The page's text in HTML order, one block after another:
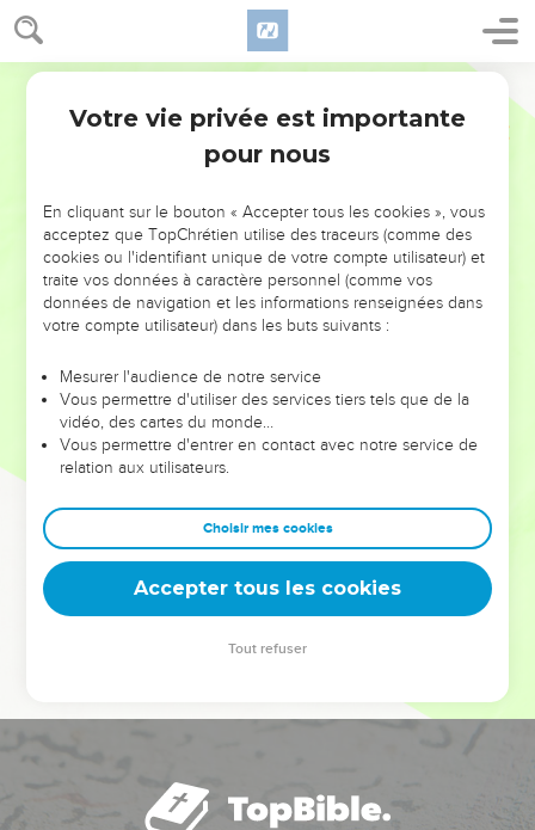
NE MANQUEZ PAS L’ÉVÉNEMENT
DE L’ANNÉE !
ET SI LEURS ERREURS POUVAIENT VOUS ÉVITER LES
VOTRES ?
leur foi ou leur vision. Mais on voit moins les doutes, les erreurs
et les saisons difficiles qu'ils ont traversés, alors même que ce
sont elles qui les ont façonnés.
Dans cette conférence, leaders, entrepreneurs, et responsables
clés pour avancer avec plus de sagesse afin que leurs erreurs
deviennent vos tremplins. Que vous guidiez un ministère, une
équipe, un groupe ou une famille, leur expérience est faite
Votre vie privée est importante
pour nous
En cliquant sur le bouton « Accepter tous les cookies », vous
acceptez que TopChrétien utilise des traceurs (comme des
cookies ou l'identifiant unique de votre compte utilisateur) et
traite vos données à caractère personnel (comme vos
données de navigation et les informations renseignées dans
votre compte utilisateur) dans les buts suivants :
Mesurer l'audience de notre service
Vous permettre d'utiliser des services tiers tels que de la
vidéo, des cartes du monde…
Vous permettre d'entrer en contact avec notre service de
relation aux utilisateurs.
Choisir mes cookies
Accepter tous les cookies
Tout refuser